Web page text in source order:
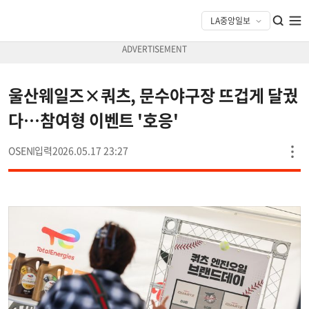
울산웨일즈×쿼츠, 문수야구장 뜨겁게 달궜
다…참여형 이벤트 '호응'
OSEN 2026.05.17 23:27